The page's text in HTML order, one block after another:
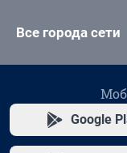
Все города сети
Google